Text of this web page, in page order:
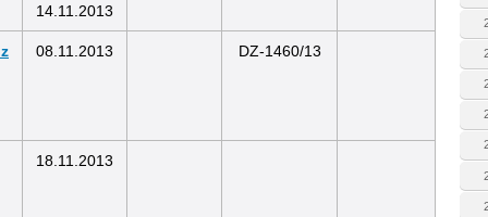
14.11.2013
08.11.2013 DZ-1460/13
18.11.2013